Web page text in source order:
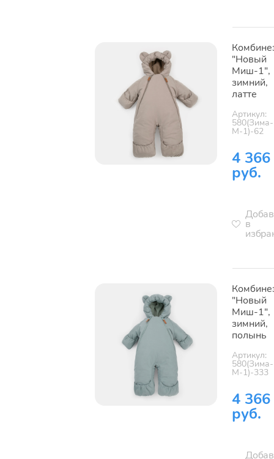
"Новый
Миш-1",
зимний,
латте
Артикул:
580(Зима-
М-1)-62
4 366
руб.
в
"Новый
Миш-1",
зимний,
полынь
Артикул:
580(Зима-
М-1)-333
4 366
руб.